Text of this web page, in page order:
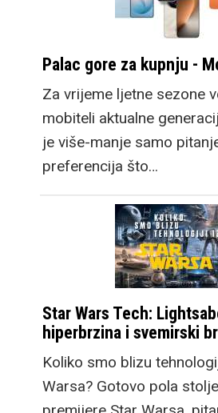
Palac gore za kupnju -
Za vrijeme ljetne sezone
mobiteli aktualne
je više-manje samo
preferencija što…
Star Wars Tech:
hiperbrzina i svemirski
Koliko smo blizu
Warsa? Gotovo pola